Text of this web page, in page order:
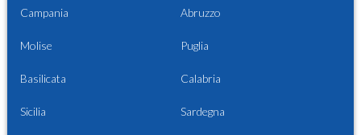
Campania Abruzzo
Molise Puglia
Basilicata Calabria
Sicilia Sardegna